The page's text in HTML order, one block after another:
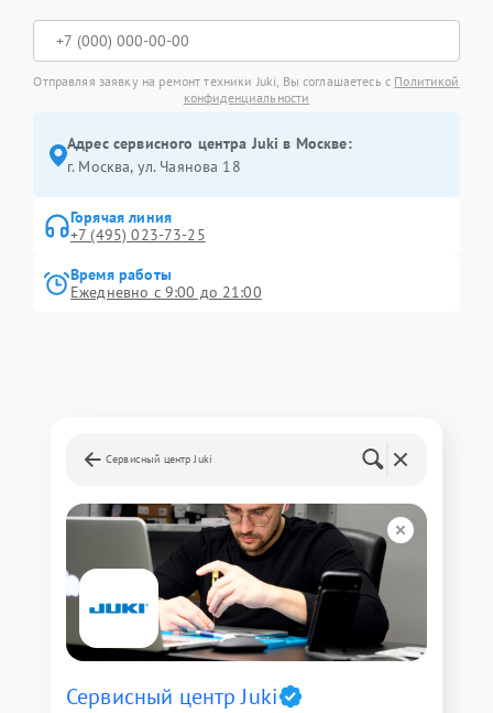
Отправляя заявку на ремонт техники Juki, Вы соглашаетесь с Политикой
конфиденциальности
Адрес сервисного центра Juki в Москве:
г. Москва, ул. Чаянова 18
Горячая линия
+7 (495) 023-73-25
Время работы
Ежедневно с 9:00 до 21:00
Сервисный центр Juki
Сервисный центр Juki